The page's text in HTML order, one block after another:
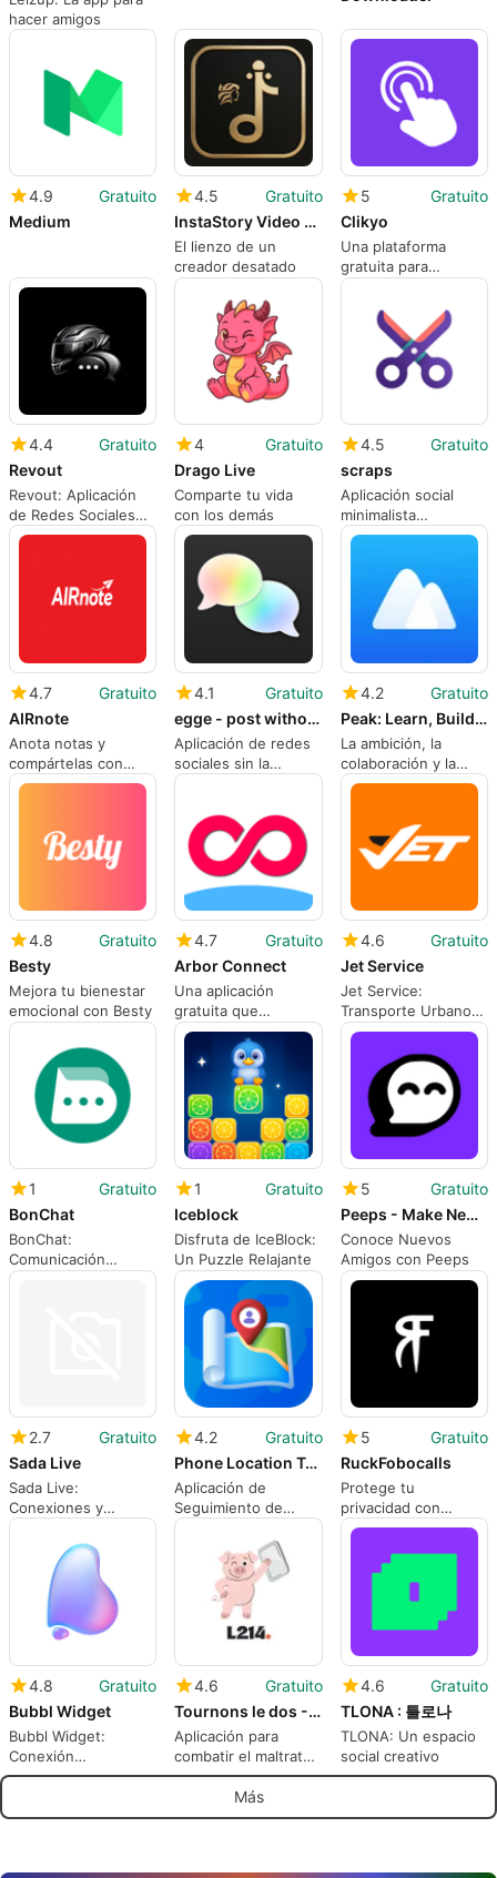
hacer amigos
4.9
Gratuito
Medium
4.5
Gratuito
InstaStory Video Reels Maker
El lienzo de un
creador desatado
5
Gratuito
Clikyo
Una plataforma
gratuita para
creadores y
emprendedores
4.4
Gratuito
Revout
Revout: Aplicación
de Redes Sociales
para Android
4
Gratuito
Drago Live
Comparte tu vida
con los demás
4.5
Gratuito
scraps
Aplicación social
minimalista
impulsada por la
mensajería basada
en perfiles
4.7
Gratuito
AIRnote
Anota notas y
compártelas con
otros
4.1
Gratuito
egge - post without pressure
Aplicación de redes
sociales sin la
presión
4.2
Gratuito
Peak: Learn, Build & Team Up
La ambición, la
colaboración y la
creatividad digital te
4.8
Gratuito
Besty
Mejora tu bienestar
emocional con Besty
4.7
Gratuito
Arbor Connect
Una aplicación
gratuita que
fortalece la
comunicación
4.6
Gratuito
Jet Service
Jet Service:
Transporte Urbano
Eficiente en
Venezuela
1
Gratuito
BonChat
BonChat:
Comunicación
Segura y Privada
1
Gratuito
Iceblock
Disfruta de IceBlock:
Un Puzzle Relajante
5
Gratuito
Peeps - Make New Friends
Conoce Nuevos
Amigos con Peeps
2.7
Gratuito
Sada Live
Sada Live:
Conexiones y
Diversión en Línea
4.2
Gratuito
Phone Location Tracker
Aplicación de
Seguimiento de
Ubicación Móvil
5
Gratuito
RuckFobocalls
Protege tu
privacidad con
RuckFobocalls
4.8
Gratuito
Bubbl Widget
Bubbl Widget:
Conexión
Instantánea en Tu
4.6
Gratuito
Tournons le dos - L214
Aplicación para
combatir el maltrato
animal
4.6
Gratuito
TLONA : 틀로나
TLONA: Un espacio
social creativo
Más